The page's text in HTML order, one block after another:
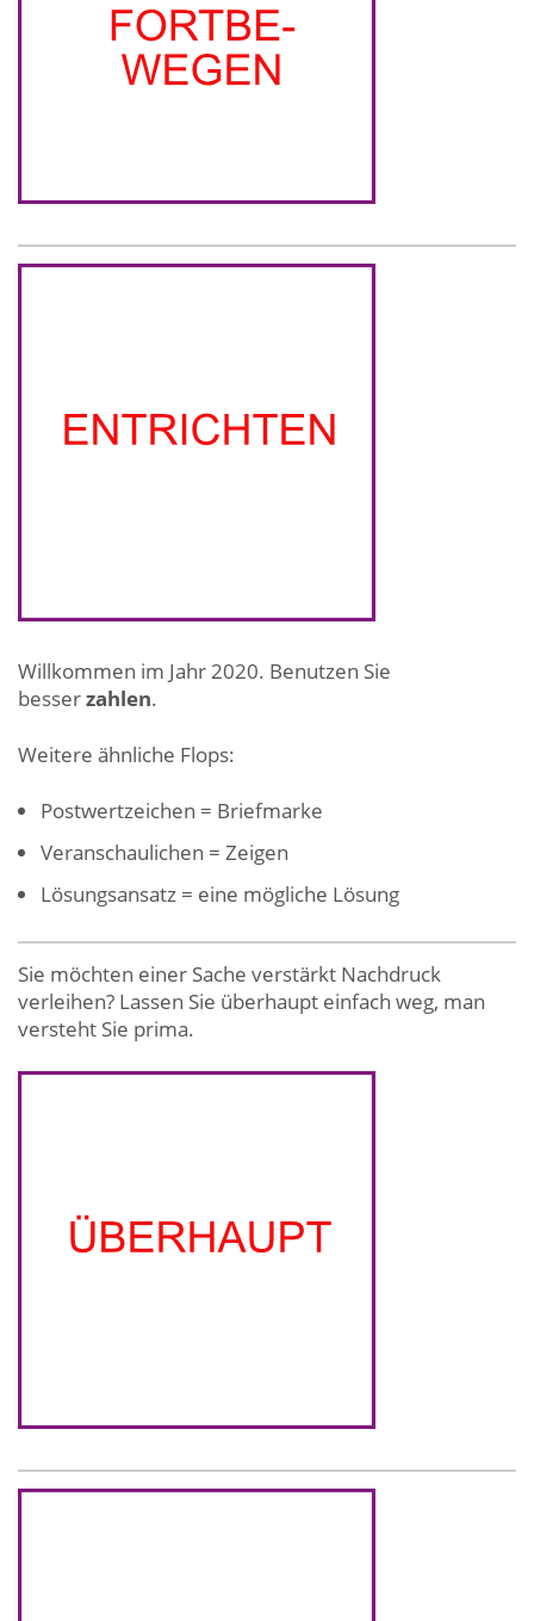
Willkommen im Jahr 2020. Benutzen Sie
besserzahlen.
Weitere ähnliche Flops:
Postwertzeichen = Briefmarke
Veranschaulichen = Zeigen
Lösungsansatz = eine mögliche Lösung
Sie möchten einer Sache verstärkt Nachdruck
verleihen? Lassen Sie überhaupt einfach weg, man
versteht Sie prima.